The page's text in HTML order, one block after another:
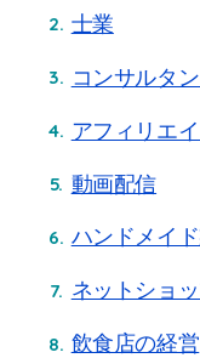
士業
コンサルタン
アフィリエイ
動画配信
ハンドメイ
ネットショ
飲食店の経営